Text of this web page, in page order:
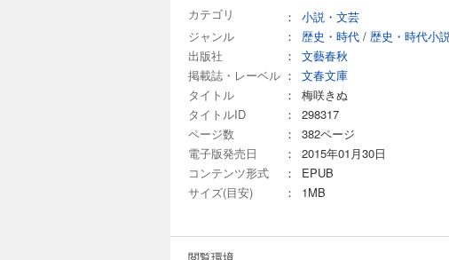
カテゴリ ：
小説・文芸
ジャンル
： 歴史・時代 / 歴史・時代小
出版社
：
文藝春秋
掲載誌・レーベル ：
文春文庫
タイトル
：
梅咲きぬ
タイトルID
：
298317
ページ数
：
382ページ
電子版発売日
：
2015年01月30日
コンテンツ形式
：
EPUB
サイズ(目安)
： 1MB